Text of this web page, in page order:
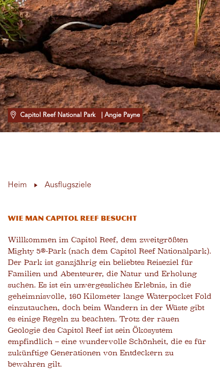
Capitol Reef National Park | Angie Payne
Heim Ausflugsziele
Wie man Capitol Reef besucht
Willkommen im Capitol Reef, dem zweitgrößten
Mighty 5®-Park (nach dem Capitol Reef Nationalpark).
Der Park ist ganzjährig ein beliebtes Reiseziel für
Familien und Abenteurer, die Natur und Erholung
suchen. Es ist ein unvergessliches Erlebnis, in die
geheimnisvolle, 160 Kilometer lange Waterpocket Fold
einzutauchen, doch beim Wandern in der Wüste gibt
es einige Regeln zu beachten. Trotz der rauen
Geologie des Capitol Reef ist sein Ökosystem
empfindlich – eine wundervolle Schönheit, die es für
zukünftige Generationen von Entdeckern zu
bewahren gilt.